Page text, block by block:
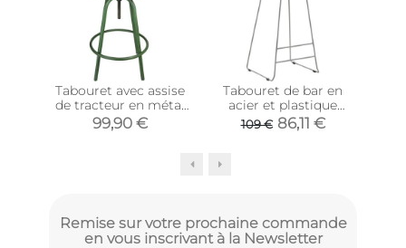
Tabouret avec assise
de tracteur en métal
(Vert)
99,90 €
Tabouret de bar en
acier et plastique
Wave (Gris)
109 € 86,11 €
Remise sur votre prochaine commande
en vous inscrivant à la Newsletter